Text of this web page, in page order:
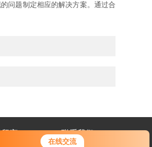
在线交流
问题制定相应的解决方案。通过合
言 联系我们